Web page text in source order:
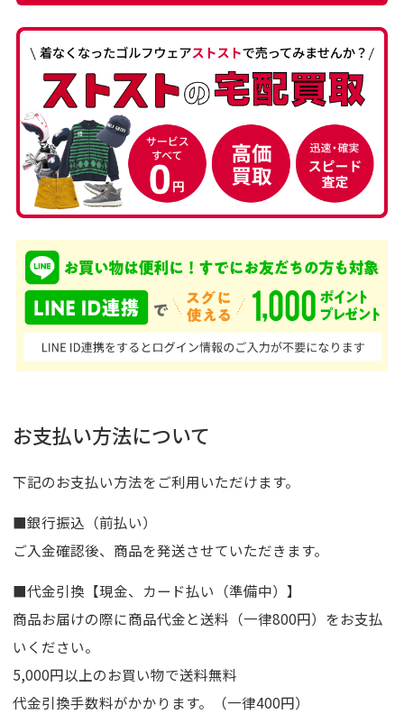
お支払い方法について
下記のお支払い方法をご利用いただけます。
■銀行振込（前払い）
ご入金確認後、商品を発送させていただきます。
■代金引換【現金、カード払い（準備中）】
商品お届けの際に商品代金と送料（一律800円）をお支払
いください。
5,000円以上のお買い物で送料無料
代金引換手数料がかかります。（一律400円）